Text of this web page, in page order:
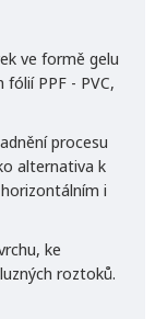
ve formě gelu
PPF - PVC,
procesu
alternativa k
i
ke
roztoků.